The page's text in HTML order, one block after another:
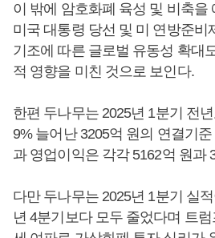
이 밖에 암호화폐 육성 및 비축을
미국 대통령 당선 및 미 연방준비
기조에 따른 글로벌 유동성 확대
적 영향을 미친 것으로 보인다.
한편 두나무는 2025년 1분기 전
9% 늘어난 3205억 원의 연결기
과 영업이익은 각각 5162억 원과
다만 두나무는 2025년 1분기 실
년 4분기보다 모두 줄었다며 트